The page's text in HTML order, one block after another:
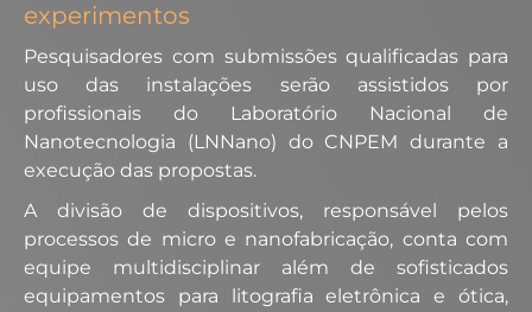
experimentos
Pesquisadores com submissões qualificadas para
uso das instalações serão assistidos por
profissionais do Laboratório Nacional de
Nanotecnologia (LNNano) do CNPEM durante a
execução das propostas.
A divisão de dispositivos, responsável pelos
processos de micro e nanofabricação, conta com
equipe multidisciplinar além de sofisticados
equipamentos para litografia eletrônica e ótica,